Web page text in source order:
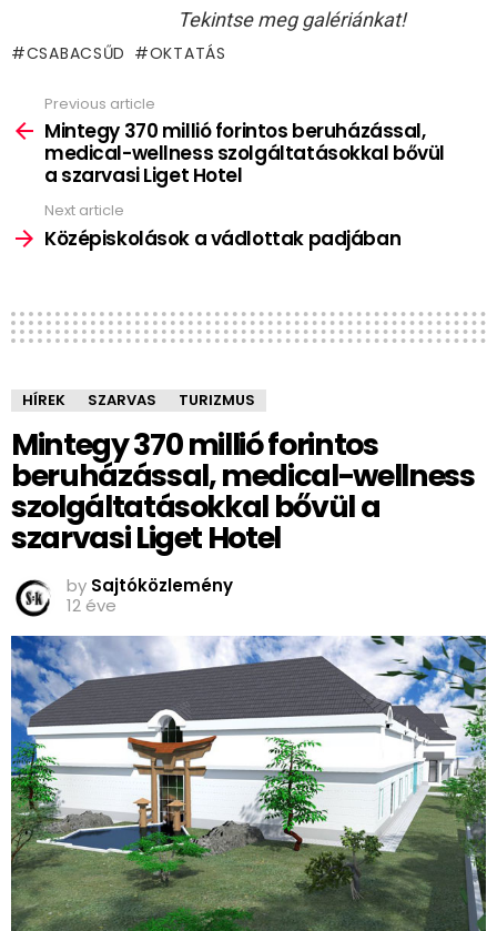
Tekintse meg galériánkat!
CSABACSŰD OKTATÁS
more
Previous article
Mintegy 370 millió forintos beruházással,
medical-wellness szolgáltatásokkal bővül
a szarvasi Liget Hotel
Next article
Középiskolások a vádlottak padjában
HÍREK SZARVAS TURIZMUS
Mintegy 370 millió forintos
beruházással, medical-wellness
szolgáltatásokkal bővül a
szarvasi Liget Hotel
by Sajtóközlemény
12 éve